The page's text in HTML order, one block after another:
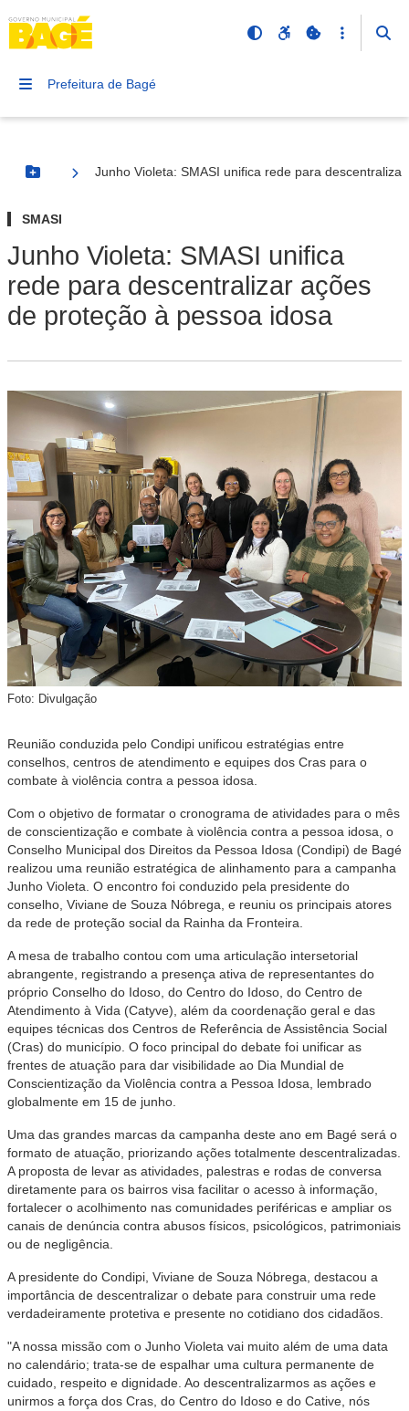
Prefeitura de Bagé
Botão Menu
Junho Violeta: SMASI unifica rede para
SMASI
Junho Violeta: SMASI unifica
rede para descentralizar ações
de proteção à pessoa idosa
Foto: Divulgação
Reunião conduzida pelo Condipi unificou estratégias entre
conselhos, centros de atendimento e equipes dos Cras para o
combate à violência contra a pessoa idosa.
Com o objetivo de formatar o cronograma de atividades para o mês
de conscientização e combate à violência contra a pessoa idosa, o
Conselho Municipal dos Direitos da Pessoa Idosa (Condipi) de Bagé
realizou uma reunião estratégica de alinhamento para a campanha
Junho Violeta. O encontro foi conduzido pela presidente do
conselho, Viviane de Souza Nóbrega, e reuniu os principais atores
da rede de proteção social da Rainha da Fronteira.
A mesa de trabalho contou com uma articulação intersetorial
abrangente, registrando a presença ativa de representantes do
próprio Conselho do Idoso, do Centro do Idoso, do Centro de
Atendimento à Vida (Catyve), além da coordenação geral e das
equipes técnicas dos Centros de Referência de Assistência Social
(Cras) do município. O foco principal do debate foi unificar as
frentes de atuação para dar visibilidade ao Dia Mundial de
Conscientização da Violência contra a Pessoa Idosa, lembrado
globalmente em 15 de junho.
Uma das grandes marcas da campanha deste ano em Bagé será o
formato de atuação, priorizando ações totalmente descentralizadas.
A proposta de levar as atividades, palestras e rodas de conversa
diretamente para os bairros visa facilitar o acesso à informação,
fortalecer o acolhimento nas comunidades periféricas e ampliar os
canais de denúncia contra abusos físicos, psicológicos, patrimoniais
ou de negligência.
A presidente do Condipi, Viviane de Souza Nóbrega, destacou a
importância de descentralizar o debate para construir uma rede
verdadeiramente protetiva e presente no cotidiano dos cidadãos.
"A nossa missão com o Junho Violeta vai muito além de uma data
no calendário; trata-se de espalhar uma cultura permanente de
cuidado, respeito e dignidade. Ao descentralizarmos as ações e
unirmos a força dos Cras, do Centro do Idoso e do Cative, nós